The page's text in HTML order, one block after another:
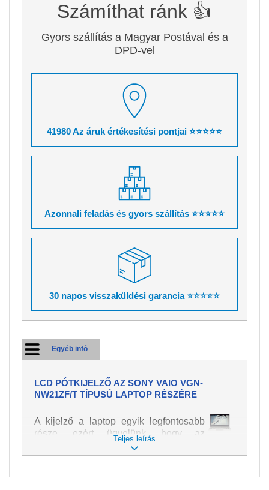
Számíthat ránk 👍
Gyors szállítás a Magyar Postával és a
DPD-vel
41980 Az áruk értékesítési pontjai ⭐⭐⭐⭐⭐
Azonnali feladás és gyors szállítás ⭐⭐⭐⭐⭐
30 napos visszaküldési garancia ⭐⭐⭐⭐⭐
Egyéb infó
LCD PÓTKIJELZŐ AZ SONY VAIO VGN-
NW21ZF/T TÍPUSÚ LAPTOP RÉSZÉRE
A kijelző a laptop egyik legfontosabb
része, ezért ügyelünk, hogy az
pótalkatrész a legjobb minőségű
legyen. A kép és szöveg különféle
Teljes leírás